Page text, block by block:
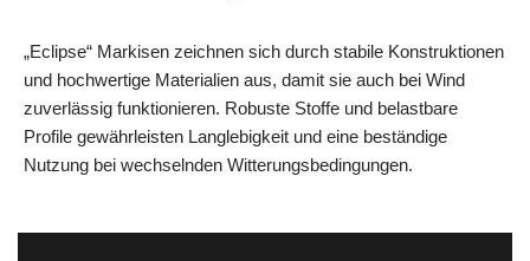
„Eclipse“ Markisen zeichnen sich durch stabile Konstruktionen
und hochwertige Materialien aus, damit sie auch bei Wind
zuverlässig funktionieren. Robuste Stoffe und belastbare
Profile gewährleisten Langlebigkeit und eine beständige
Nutzung bei wechselnden Witterungsbedingungen.